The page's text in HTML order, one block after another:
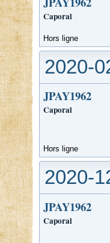
Caporal
Hors ligne
2020-
JPAY1962
Caporal
Hors ligne
2020-
JPAY1962
Caporal